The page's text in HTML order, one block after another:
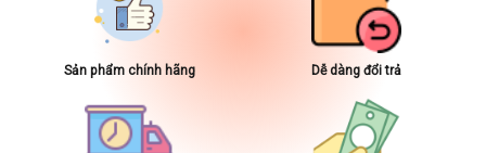
Sản phẩm chính hãng Dễ dàng đổi trả